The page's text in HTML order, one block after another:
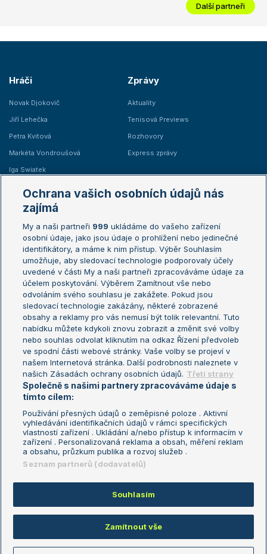
Další partneři
Hráči
Novak Djokovič
Jiří Lehečka
Petra Kvitová
Markéta Vondroušová
Iga Swiatek
Zprávy
Aktuality
Tenisová Previews
Rozhovory
Express zprávy
Žebříčky
Žebříček ATP (muži)
Žebříček WTA (ženy)
Sázkařský žebříček
Australian Open
French Open
Wimbledon
US Open
Turnaj mistrů
Turnaj mistryň
Aktualní trendy
Fotbalové přestupy
Livesport Daily
LS Prague Open
Podmínky užití
Nastavení soukromí
GDPR a žurnalistika
Reklama
Kontakt
Informace o zpracování osobních
údajů
Copyright © 2008-2026 TenisPortal.cz. Využíváme zpravodajství ČTK.
Ochrana vašich osobních údajů nás
zajímá
My a naši partneři 999 ukládáme do vašeho zařízení
osobní údaje, jako jsou údaje o prohlížení nebo jedinečné
identifikátory, a máme k nim přístup. Výběr Souhlasím
umožňuje, aby sledovací technologie podporovaly účely
uvedené v části My a naši partneři zpracováváme údaje za
účelem poskytování. Výběrem Zamítnout vše nebo
odvoláním svého souhlasu je zakážete. Pokud jsou
sledovací technologie zakázány, některé zobrazené
obsahy a reklamy pro vás nemusí být tolik relevantní. Tuto
nabídku můžete kdykoli znovu zobrazit a změnit své volby
nebo souhlas odvolat kliknutím na odkaz Řízení předvoleb
ve spodní části webové stránky. Vaše volby se projeví v
našem Internetová stránka. Další podrobnosti naleznete v
našich Zásadách ochrany osobních údajů. Třetí strany
Společně s našimi partnery zpracováváme údaje s
tímto cílem:
Používání přesných údajů o zeměpisné poloze . Aktivní
vyhledávání identifikačních údajů v rámci specifických
vlastností zařízení . Ukládání a/nebo přístup k informacím v
zařízení . Personalizovaná reklama a obsah, měření reklam
a obsahu, průzkum publika a rozvoj služeb .
Seznam partnerů (dodavatelů)
Souhlasím
Zamítnout vše